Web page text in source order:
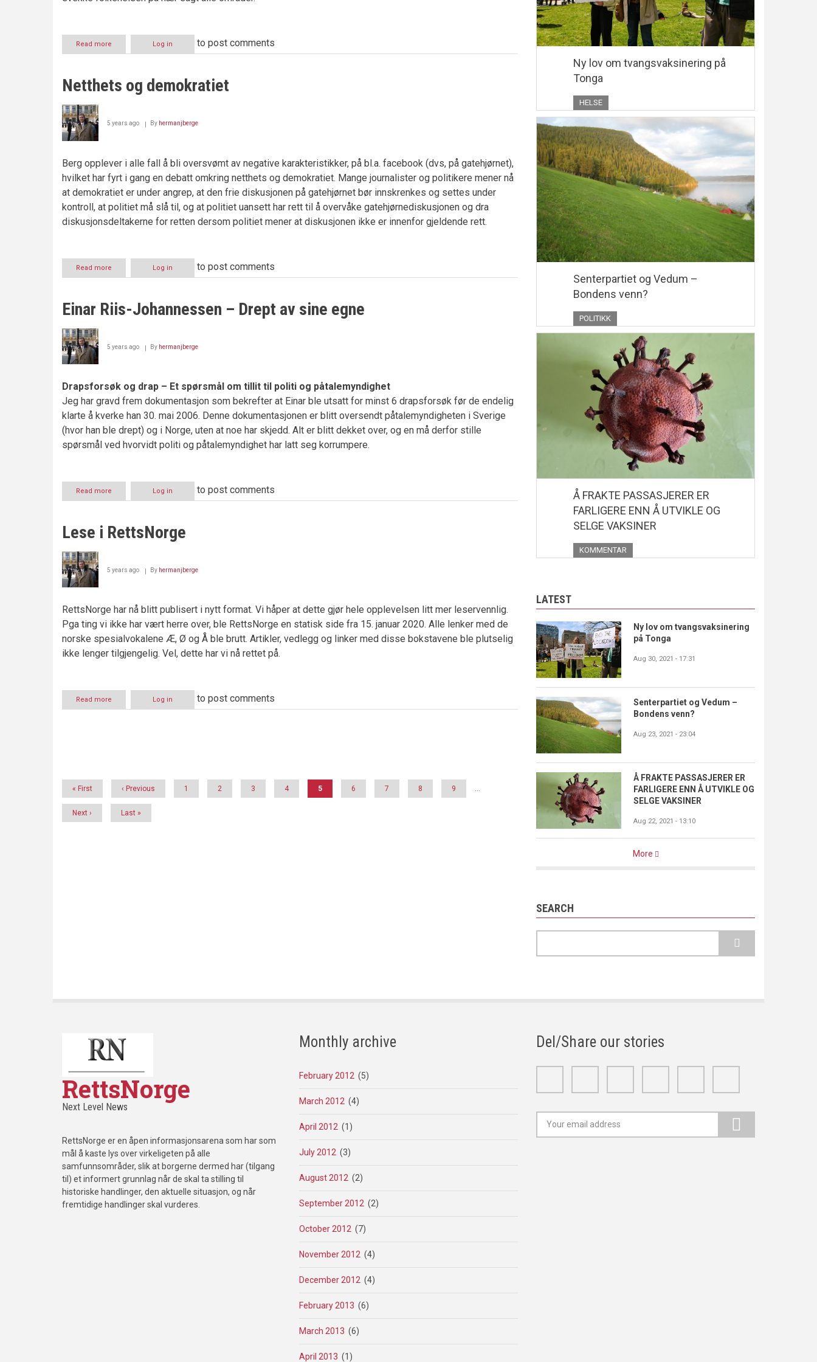
Read more
Ansiktsmaske
det
nødvendig
den?
Log in to post comments
Netthets og demokratiet
5 years ago By hermanjberge
Berg opplever i alle fall å bli oversvømt av negative karakteristikker, på bl.a. facebook (dvs, på gatehjørnet),
hvilket har fyrt i gang en debatt omkring netthets og demokratiet. Mange journalister og politikere mener nå
at demokratiet er under angrep, at den frie diskusjonen på gatehjørnet bør innskrenkes og settes under
kontroll, at politiet må slå til, og at politiet uansett har rett til å overvåke gatehjørnediskusjonen og dra
diskusjonsdeltakerne for retten dersom politiet mener at diskusjonen ikke er innenfor gjeldende rett.
Read more
Netthets
Log in to post comments
Einar Riis-Johannessen – Drept av sine egne
5 years ago By hermanjberge
Drapsforsøk og drap – Et spørsmål om tillit til politi og påtalemyndighet
Jeg har gravd frem dokumentasjon som bekrefter at Einar ble utsatt for minst 6 drapsforsøk før de endelig
klarte å kverke han 30. mai 2006. Denne dokumentasjonen er blitt oversendt påtalemyndigheten i Sverige
(hvor han ble drept) og i Norge, uten at noe har skjedd. Alt er blitt dekket over, og en må derfor stille
spørsmål ved hvorvidt politi og påtalemyndighet har latt seg korrumpere.
Read more
Einar
–
egne
Log in to post comments
Lese i RettsNorge
5 years ago By hermanjberge
RettsNorge har nå blitt publisert i nytt format. Vi håper at dette gjør hele opplevelsen litt mer leservennlig.
Pga ting vi ikke har vært herre over, ble RettsNorge en statisk side fra 15. januar 2020. Alle lenker med de
norske spesialvokalene Æ, Ø og Å ble brutt. Artikler, vedlegg og linker med disse bokstavene ble plutselig
ikke lenger tilgjengelig. Vel, dette har vi nå rettet på.
Read more
Lese
Log in to post comments
First
page
« First
Previous
page
‹ Previous Page
1 Page
2 Page
3 Page
4
Current
page
5 Page
6 Page
7 Page
8 Page
9 …
Next
page
Next ›
Last
page
Last »
Ny lov om tvangsvaksinering på
Tonga
HELSE
Senterpartiet og Vedum –
Bondens venn?
POLITIKK
Å FRAKTE PASSASJERER ER
FARLIGERE ENN Å UTVIKLE OG
SELGE VAKSINER
KOMMENTAR
LATEST
Ny lov om tvangsvaksinering
på Tonga
Aug 30, 2021 - 17:31
Senterpartiet og Vedum –
Bondens venn?
Aug 23, 2021 - 23:04
Å FRAKTE PASSASJERER ER
FARLIGERE ENN Å UTVIKLE OG
SELGE VAKSINER
Aug 22, 2021 - 13:10
More
SEARCH
RettsNorge
Next Level News
RettsNorge er en åpen informasjonsarena som har som
mål å kaste lys over virkeligeten på alle
samfunnsområder, slik at borgerne dermed har (tilgang
til) et informert grunnlag når de skal ta stilling til
historiske handlinger, den aktuelle situasjon, og når
fremtidige handlinger skal vurderes.
Monthly archive
February 2012 (5)
March 2012 (4)
April 2012 (1)
July 2012 (3)
August 2012 (2)
September 2012 (2)
October 2012 (7)
November 2012 (4)
December 2012 (4)
February 2013 (6)
March 2013 (6)
April 2013 (1)
Del/Share our stories